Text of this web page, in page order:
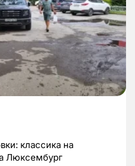
классика на
Люксембург